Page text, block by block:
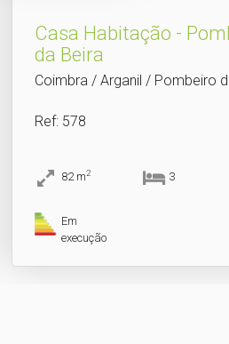
Casa Habitação -
da Beira
Coimbra / Arganil / Pombeiro
Ref: 578
82 m2 3
Em
execução